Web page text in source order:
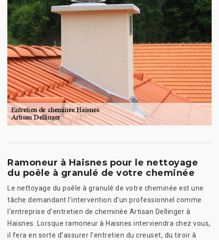
Ramoneur à Haisnes pour le nettoyage
du poêle à granulé de votre cheminée
Le nettoyage du poêle à granulé de votre cheminée est une
tâche demandant l’intervention d’un professionnel comme
l’entreprise d’entretien de cheminée Artisan Dellinger à
Haisnes. Lorsque ramoneur à Haisnes interviendra chez vous,
il fera en sorte d’assurer l’entretien du creuset, du tiroir à